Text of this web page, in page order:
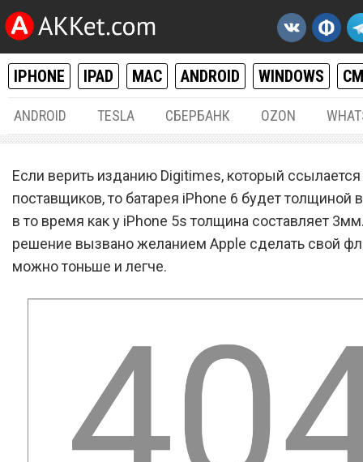
IPHONE IPAD MAC ANDROID WINDOWS
ANDROID TESLA СБЕРБАНК OZON
iPhone 6 будет иметь
толщиной 2мм и
корпус
Если верить изданию Digitimes, который ссылается
поставщиков, то батарея iPhone 6 будет толщиной
в то время как у iPhone 5s толщина составляет
решение вызвано желанием Apple сделать свой
можно тоньше и легче.